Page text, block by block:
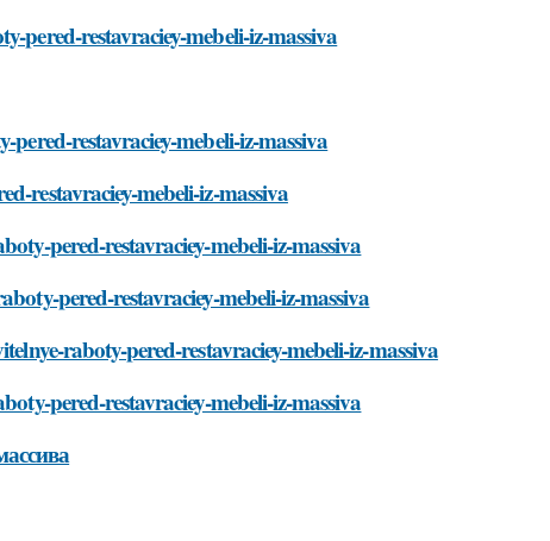
pered-restavraciey-mebeli-iz-massiva
restavraciey-mebeli-iz-massiva
restavraciey-mebeli-iz-massiva
pered-restavraciey-mebeli-iz-massiva
pered-restavraciey-mebeli-iz-massiva
raboty-pered-restavraciey-mebeli-iz-massiva
pered-restavraciey-mebeli-iz-massiva